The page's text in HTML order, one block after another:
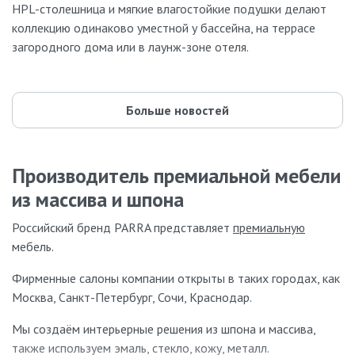
HPL-столешница и мягкие влагостойкие подушки делают
коллекцию одинаково уместной у бассейна, на террасе
загородного дома или в лаунж-зоне отеля.
Больше новостей
Производитель премиальной мебели
из массива и шпона
Российский бренд PARRA представляет премиальную
мебель.
Фирменные салоны компании открыты в таких городах, как
Москва, Санкт-Петербург, Сочи, Краснодар.
Мы создаём интерьерные решения из шпона и массива,
также используем эмаль, стекло, кожу, металл.